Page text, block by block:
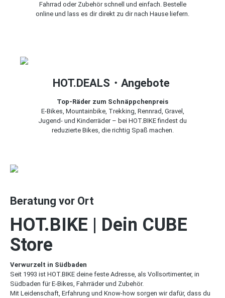
Fahrrad oder Zubehör schnell und einfach. Bestelle
online und lass es dir direkt zu dir nach Hause liefern.
HOT.DEALS・Angebote
Top-Räder zum Schnäppchenpreis
E-Bikes, Mountainbike, Trekking, Rennrad, Gravel,
Jugend- und Kinderräder – bei HOT.BIKE findest du
reduzierte Bikes, die richtig Spaß machen.
Beratung vor Ort
HOT.BIKE | Dein CUBE
Store
Verwurzelt in Südbaden
Seit 1993 ist HOT.BIKE deine feste Adresse, als Vollsortimenter, in
Südbaden für E-Bikes, Fahrräder und Zubehör.
Mit Leidenschaft, Erfahrung und Know-how sorgen wir dafür, dass du